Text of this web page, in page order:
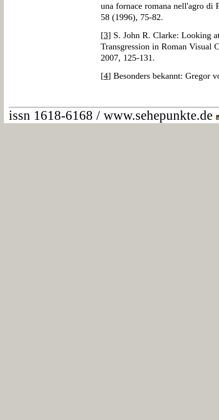
una fornace romana nell'agro
58 (1996), 75-82.
[3] S. John R. Clarke: Looking
Transgression in Roman Visual
2007, 125-131.
[4] Besonders bekannt: Gregor
issn 1618-6168 / www.sehepunkte.de